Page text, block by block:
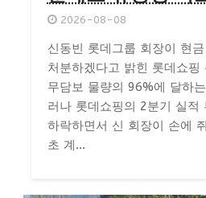
2026-08-08
신동빈 롯데그룹 회장이 현
처분하겠다고 밝힌 롯데쇼핑
무담보 물량의 96%에 달하
러나 롯데쇼핑의 2분기 실적
하락하면서 신 회장이 손에
초 계...